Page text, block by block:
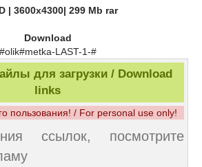
| 3600x4300| 299 Mb rar
Download
#olik#metka-LAST-1-#
для загрузки / Download
links
пользования! / For personal use only!
ссылок, посмотрите